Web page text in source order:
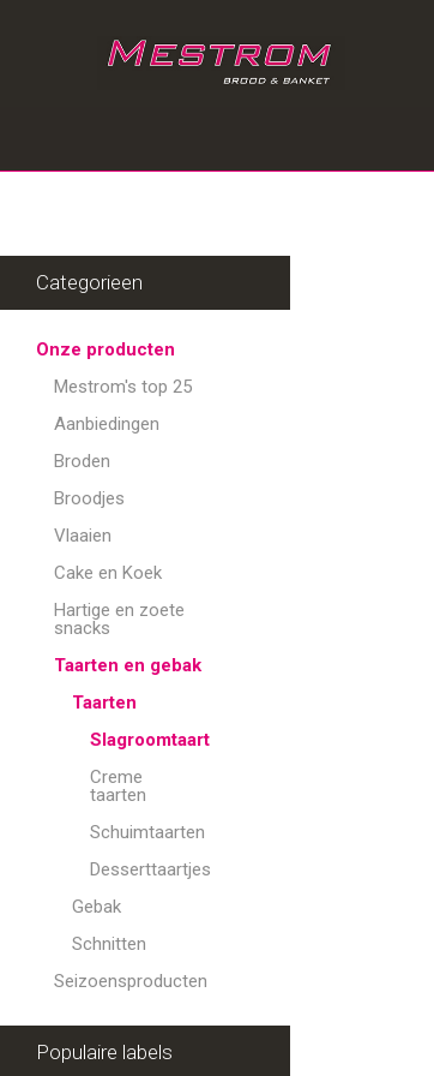
Categorieen
Onze producten
Mestrom's top 25
Aanbiedingen
Broden
Broodjes
Vlaaien
Cake en Koek
Hartige en zoete
snacks
Taarten en gebak
Taarten
Slagroomtaart
Creme
taarten
Schuimtaarten
Desserttaartjes
Gebak
Schnitten
Seizoensproducten
Populaire labels